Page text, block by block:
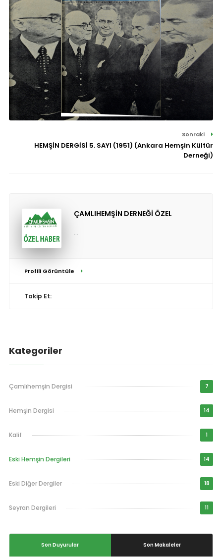
Sonraki
HEMŞİN DERGİSİ 5. SAYI (1951) (Ankara Hemşin Kültür
Derneği)
ÇAMLIHEMŞİN DERNEĞİ ÖZEL
...
Profili Görüntüle
Takip Et:
Kategoriler
Çamlıhemşin Dergisi 7
Hemşin Dergisi 14
Kalif 1
Eski Hemşin Dergileri 14
Eski Diğer Dergiler 18
Seyran Dergileri 11
Son Duyurular Son Makaleler